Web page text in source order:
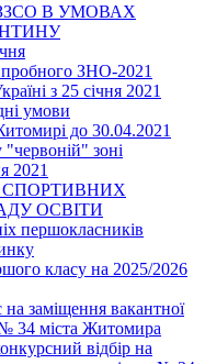
В УМОВАХ
ЗНО-2021
з 25 січня 2021
умови
до 30.04.2021
зоні
2021
ОСВІТИ
першокласників
класу на 2025/2026
заміщення вакантної
34 міста Житомира
відбір на